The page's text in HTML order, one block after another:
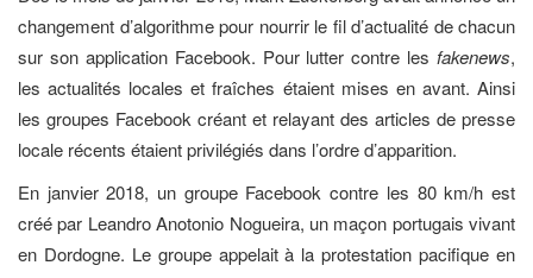
changement d’algorithme pour nourrir le fil d’actualité de chacun
sur son application Facebook. Pour lutter contre les fakenews,
les actualités locales et fraîches étaient mises en avant. Ainsi
les groupes Facebook créant et relayant des articles de presse
locale récents étaient privilégiés dans l’ordre d’apparition.
En janvier 2018, un groupe Facebook contre les 80 km/h est
créé par Leandro Anotonio Nogueira, un maçon portugais vivant
en Dordogne. Le groupe appelait à la protestation pacifique en